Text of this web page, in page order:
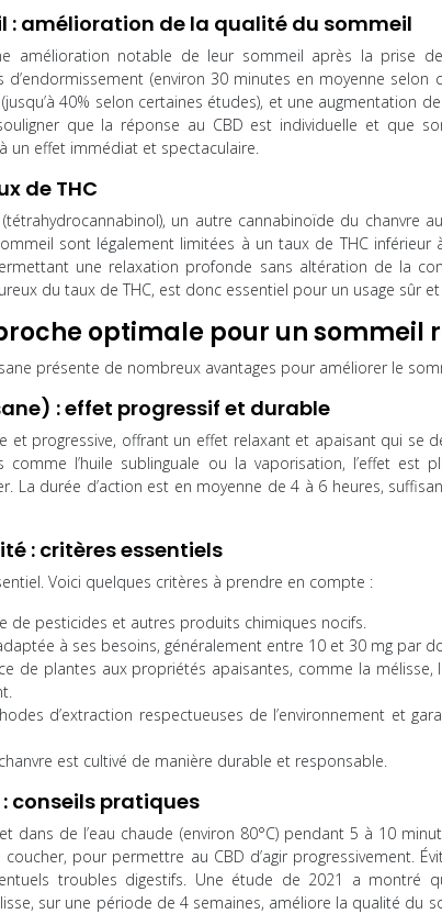
: amélioration de la qualité du sommeil
amélioration notable de leur sommeil après la prise de
(environ 30 minutes en moyenne selon
40% selon certaines études), et une augmentation
que la réponse au CBD est individuelle et que
un effet immédiat et spectaculaire.
de THC
un autre cannabinoïde du chanvre
sont légalement limitées à un taux de THC inférieur
une relaxation profonde sans altération de la
du taux de THC, est donc essentiel pour un usage sûr
optimale pour un sommeil
présente de nombreux avantages pour améliorer le
: effet progressif et durable
et progressive, offrant un effet relaxant et apaisant qui se
l’huile sublinguale ou la vaporisation, l’effet est
La durée d’action est en moyenne de 4 à 6 heures,
: critères essentiels
Voici quelques critères à prendre en compte :
de pesticides et autres produits chimiques nocifs.
à ses besoins, généralement entre 10 et 30 mg par
de plantes aux propriétés apaisantes, comme la mélisse,
d’extraction respectueuses de l’environnement et
est cultivé de manière durable et responsable.
conseils pratiques
dans de l’eau chaude (environ 80°C) pendant 5 à 10
pour permettre au CBD d’agir progressivement.
troubles digestifs. Une étude de 2021 a montré
sur une période de 4 semaines, améliore la qualité du